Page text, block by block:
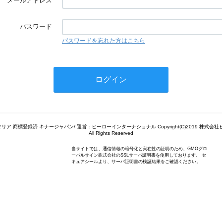
パスワード
パスワードを忘れた方はこちら
ア 商標登録済 キナージャパン/ 運営：ヒーローインターナショナル Copyright(C)2019 株式会社
All Rights Reserved
当サイトでは、通信情報の暗号化と実在性の証明のため、GMOグロ
ーバルサイン株式会社のSSLサーバ証明書を使用しております。 セ
キュアシールより、サーバ証明書の検証結果をご確認ください。